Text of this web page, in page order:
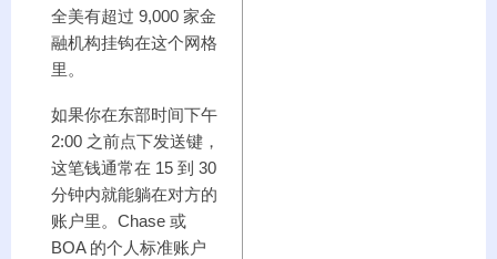
全美有超过 9,000 家金
融机构挂钩在这个网格
里。
如果你在东部时间下午
2:00 之前点下发送键，
这笔钱通常在 15 到 30
分钟内就能躺在对方的
账户里。Chase 或
BOA 的个人标准账户